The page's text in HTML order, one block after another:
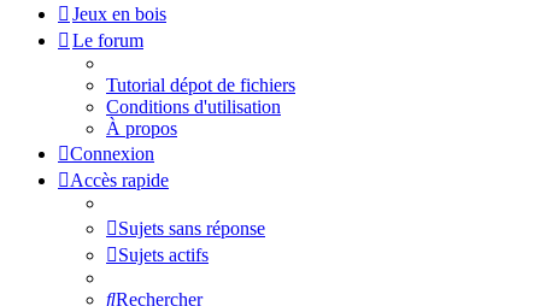
Jeux en bois
Le forum
Tutorial dépot de fichiers
Conditions d'utilisation
À propos
Connexion
Accès rapide
Sujets sans réponse
Sujets actifs
Rechercher